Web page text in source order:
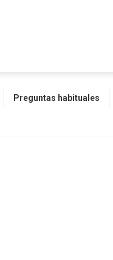
Preguntas habituales